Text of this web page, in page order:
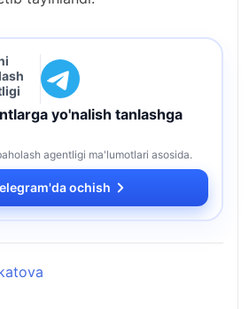
yo'nalish tanlashga
agentligi ma'lumotlari asosida.
ochish